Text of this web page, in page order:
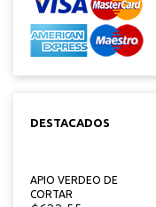
DESTACADOS
APIO VERDEO DE
CORTAR